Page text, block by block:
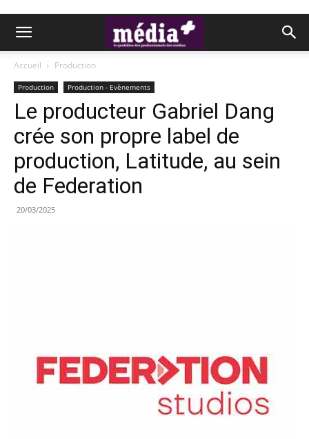
Accueil Production
Production Production - Evènements
Le producteur Gabriel Dang
crée son propre label de
production, Latitude, au sein
de Federation
20/03/2025